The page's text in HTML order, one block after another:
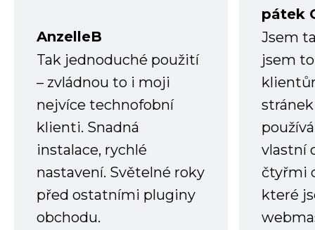
AnzelleB
Tak jednoduché použití
– zvládnou to i moji
nejvíce technofobní
klienti. Snadná
instalace, rychlé
nastavení. Světelné roky
před ostatními pluginy
obchodu.
pátek
Jsem
jsem
vlastní
čtyřmi
které